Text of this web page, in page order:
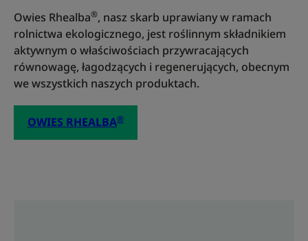
Owies Rhealba®, nasz skarb uprawiany w ramach
rolnictwa ekologicznego, jest roślinnym składnikiem
aktywnym o właściwościach przywracających
równowagę, łagodzących i regenerujących, obecnym
we wszystkich naszych produktach.
OWIES RHEALBA®